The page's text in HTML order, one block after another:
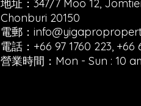
地址：347/7 Moo 12,
Chonburi 20150
電郵：
電話：+66 97 1760 223, +66
營業時間：Mon - Sun : 10